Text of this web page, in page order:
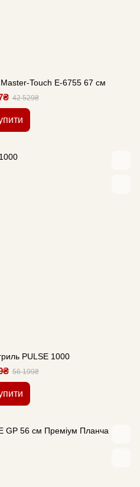
Master-Touch E-6755 67 см
42 529₴
PULSE 1000
56 199₴